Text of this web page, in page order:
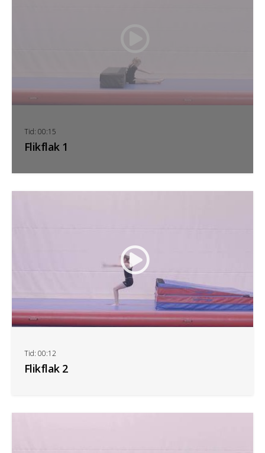
Flikflak 1
Tid: 00:15
Flikflak 2
Tid: 00:12